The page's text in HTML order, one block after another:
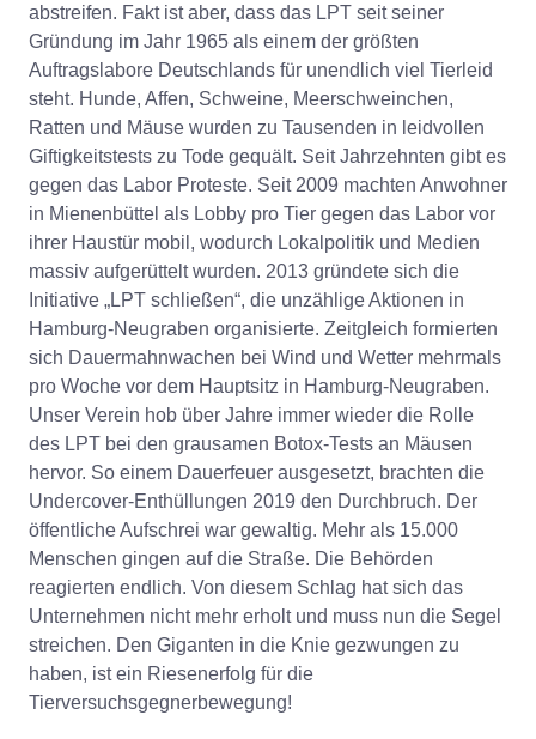
abstreifen. Fakt ist aber, dass das LPT seit seiner
Gründung im Jahr 1965 als einem der größten
Auftragslabore Deutschlands für unendlich viel Tierleid
steht. Hunde, Affen, Schweine, Meerschweinchen,
Ratten und Mäuse wurden zu Tausenden in leidvollen
Giftigkeitstests zu Tode gequält. Seit Jahrzehnten gibt es
gegen das Labor Proteste. Seit 2009 machten Anwohner
in Mienenbüttel als Lobby pro Tier gegen das Labor vor
ihrer Haustür mobil, wodurch Lokalpolitik und Medien
massiv aufgerüttelt wurden. 2013 gründete sich die
Initiative „LPT schließen“, die unzählige Aktionen in
Hamburg-Neugraben organisierte. Zeitgleich formierten
sich Dauermahnwachen bei Wind und Wetter mehrmals
pro Woche vor dem Hauptsitz in Hamburg-Neugraben.
Unser Verein hob über Jahre immer wieder die Rolle
des LPT bei den grausamen Botox-Tests an Mäusen
hervor. So einem Dauerfeuer ausgesetzt, brachten die
Undercover-Enthüllungen 2019 den Durchbruch. Der
öffentliche Aufschrei war gewaltig. Mehr als 15.000
Menschen gingen auf die Straße. Die Behörden
reagierten endlich. Von diesem Schlag hat sich das
Unternehmen nicht mehr erholt und muss nun die Segel
streichen. Den Giganten in die Knie gezwungen zu
haben, ist ein Riesenerfolg für die
Tierversuchsgegnerbewegung!